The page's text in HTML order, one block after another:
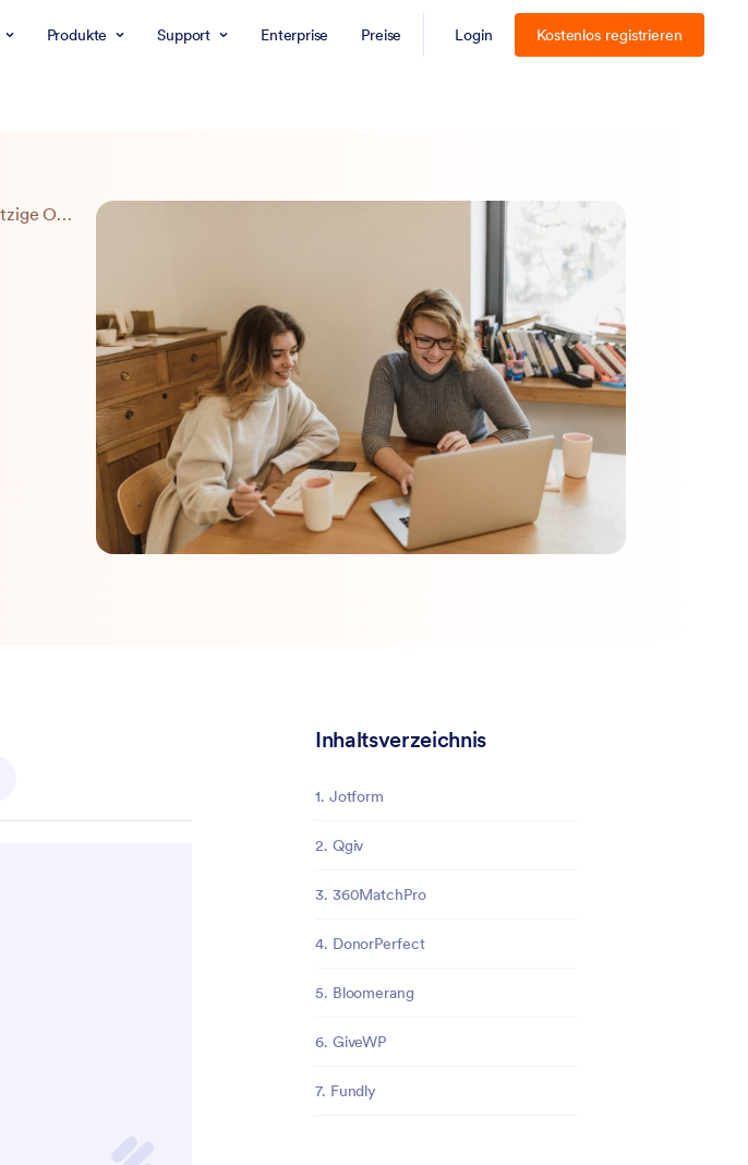
Produkte Support Enterprise Preise Login Kostenlos registrieren
Die 7 besten Fundraising-Softwarelösungen für gemeinnützige Organisationen
Inhaltsverzeichnis
1. Jotform
2. Qgiv
3. 360MatchPro
4. DonorPerfect
5. Bloomerang
6. GiveWP
7. Fundly